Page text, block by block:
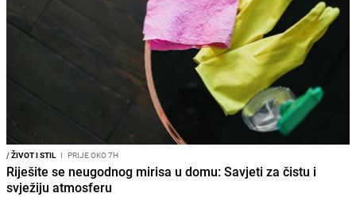
/ŽIVOT I STIL I PRIJE OKO 7H
Riješite se neugodnog mirisa u domu: Savjeti za čistu i
svježiju atmosferu